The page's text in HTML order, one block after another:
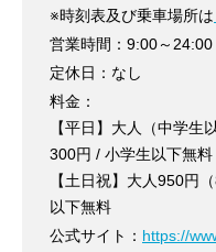
※時刻表及び乗車場所は
営業時間：9:00～24:00
定休日：なし
料金：
【平日】大人（中学生
300円 / 小学生以下無料
【土日祝】大人950円
以下無料
公式サイト： https://